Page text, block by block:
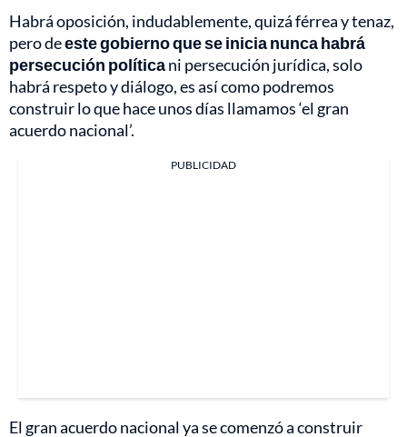
Habrá oposición, indudablemente, quizá férrea y tenaz,
pero deeste gobierno que se inicia nunca habrá
persecución políticani persecución jurídica, solo
habrá respeto y diálogo, es así como podremos
construir lo que hace unos días llamamos ‘el gran
acuerdo nacional’.
PUBLICIDAD
El gran acuerdo nacional ya se comenzó a construir